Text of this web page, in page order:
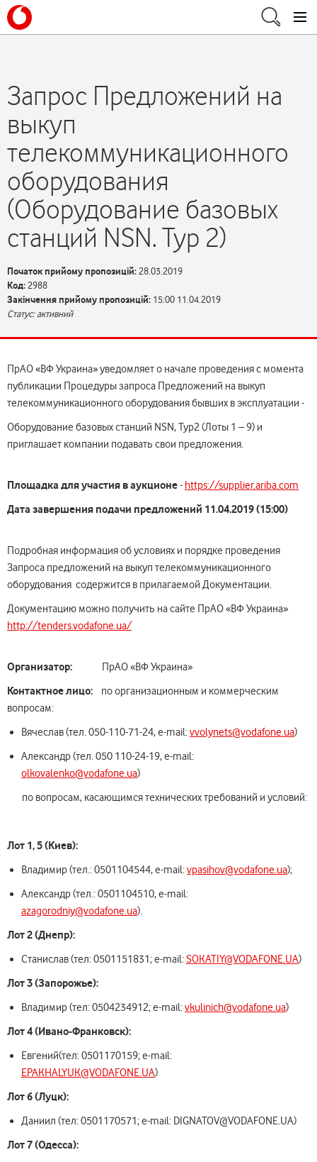
Запрос Предложений на
выкуп
телекоммуникационного
оборудования
(Оборудование базовых
станций NSN. Тур 2)
Початок прийому пропозицій: 28.03.2019
Код: 2988
Закінчення прийому пропозицій: 15:00 11.04.2019
Статус: активний
ПрАО «ВФ Украина» уведомляет о начале проведения с момента
публикации Процедуры запроса Предложений на выкуп
телекоммуникационного оборудования бывших в эксплуатации -
Оборудование базовых станций NSN, Тур2 (Лоты 1 – 9) и
приглашает компании подавать свои предложения.
Площадка для участия в аукционе- https://supplier.ariba.com
Дата завершения подачи предложений 11.04.2019 (15:00)
Подробная информация об условиях и порядке проведения
Запроса предложений на выкуп телекоммуникационного
оборудования содержится в прилагаемой Документации.
Документацию можно получить на сайте ПрАО «ВФ Украина»
http://tenders.vodafone.ua/
Организатор: ПрАО «ВФ Украина»
Контактное лицо: по организационным и коммерческим
вопросам:
Вячеслав (тел. 050-110-71-24, e-mail:vvolynets@vodafone.ua)
Александр (тел. 050 110-24-19, e-mail:
olkovalenko@vodafone.ua)
по вопросам, касающимся технических требований и условий:
Лот 1, 5 (Киев):
Владимир (тел.: 0501104544, e-mail:vpasihov@vodafone.ua);
Александр (тел.: 0501104510, e-mail:
azagorodniy@vodafone.ua).
Лот2 (Днепр):
Станислав (тел: 0501151831; e-mail:SOKATIY@VODAFONE.UA)
Лот 3 (Запорожье):
Владимир (тел: 0504234912; e-mail:vkulinich@vodafone.ua)
Лот 4 (Ивано-Франковск):
Евгений(тел: 0501170159; e-mail:
EPAKHALYUK@VODAFONE.UA)
Лот 6 (Луцк):
Даниил (тел: 0501170571; e-mail: DIGNATOV@VODAFONE.UA)
Лот 7 (Одесса):